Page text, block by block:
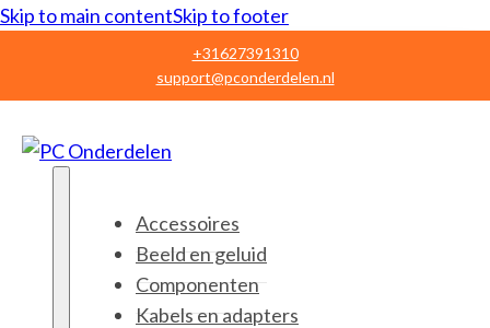
Skip to main contentSkip to footer
+31627391310
support@pconderdelen.nl
Accessoires
Beeld en geluid
Componenten
Kabels en adapters